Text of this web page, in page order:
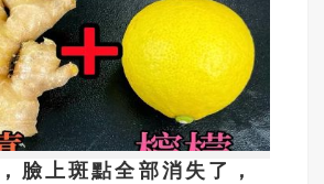
臉上斑點全部消失了，